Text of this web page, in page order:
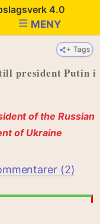
4.0
MENY
+ Tags
president Putin i
of the Russian
of Ukraine
(2)
+ Tags